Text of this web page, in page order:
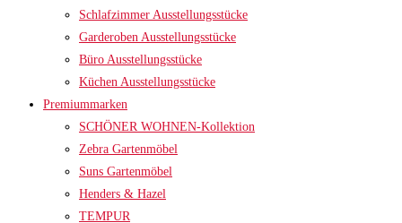
Schlafzimmer Ausstellungsstücke
Garderoben Ausstellungsstücke
Büro Ausstellungsstücke
Küchen Ausstellungsstücke
Premiummarken
SCHÖNER WOHNEN-Kollektion
Zebra Gartenmöbel
Suns Gartenmöbel
Henders & Hazel
TEMPUR